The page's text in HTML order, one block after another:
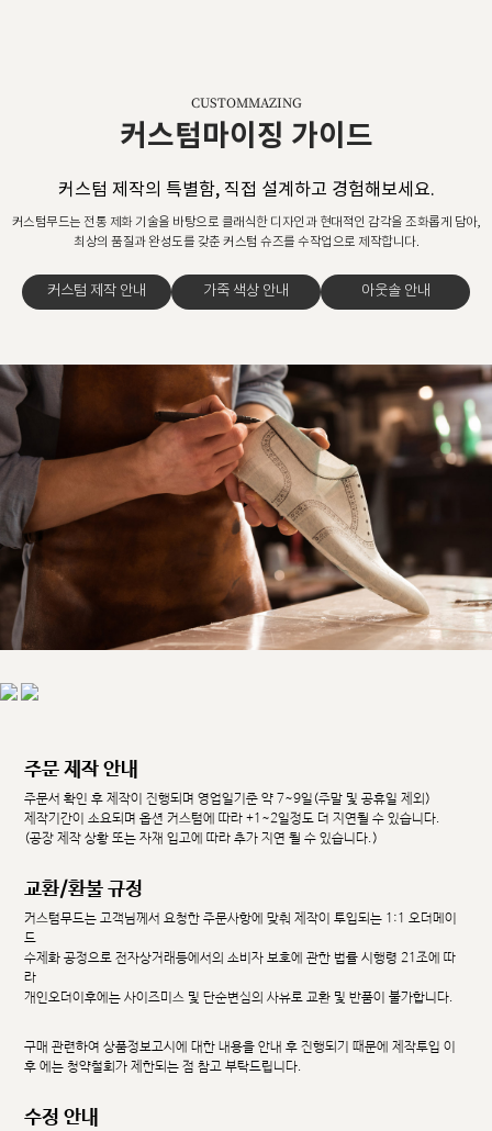
CUSTOMMAZING
커스텀마이징 가이드
커스텀 제작의 특별함, 직접 설계하고 경험해보세요.
커스텀무드는 전통 제화 기술을 바탕으로 클래식한 디자인과 현대적인 감각을 조화롭게 담아,
최상의 품질과 완성도를 갖춘 커스텀 슈즈를 수작업으로 제작합니다.
커스텀 제작 안내 가죽 색상 안내 아웃솔 안내
주문 제작 안내
주문서 확인 후 제작이 진행되며 영업일기준 약 7~9일(주말 및 공휴일 제외)
제작기간이 소요되며 옵션 커스텀에 따라 +1~2일정도 더 지연될 수 있습니다.
(공장 제작 상황 또는 자재 입고에 따라 추가 지연 될 수 있습니다.)
교환/환불 규정
커스텀무드는 고객님께서 요청한 주문사항에 맞춰 제작이 투입되는 1:1 오더메이
드
수제화 공정으로 전자상거래등에서의 소비자 보호에 관한 법률 시행령 21조에 따
라
개인오더이후에는 사이즈미스 및 단순변심의 사유로 교환 및 반품이 불가합니다.
구매 관련하여 상품정보고시에 대한 내용을 안내 후 진행되기 때문에 제작투입 이
후 에는 청약철회가 제한되는 점 참고 부탁드립니다.
수정 안내